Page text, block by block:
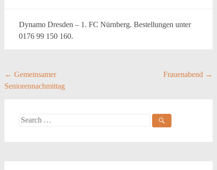
Dynamo Dresden – 1. FC Nürnberg. Bestellungen unter
0176 99 150 160.
Post
navigation
← Gemeinsamer
Seniorennachmittag
Frauenabend →
Search